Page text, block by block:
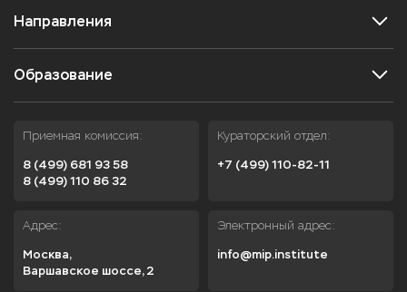
Направления
Образование
Приемная комиссия:
8 (499) 681 93 58
8 (499) 110 86 32
Кураторский отдел:
+7 (499) 110-82-11
Адрес:
Москва,
Варшавское шоссе, 2
Электронный адрес:
info@mip.institute